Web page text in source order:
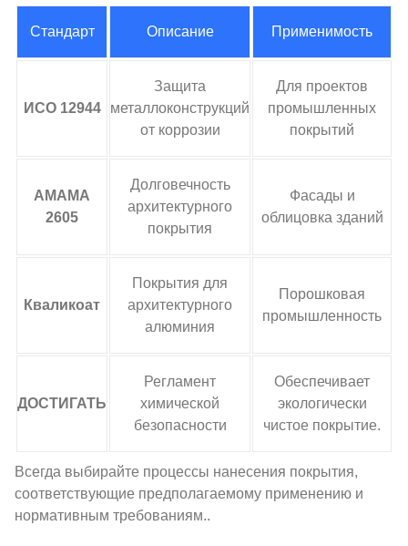
Стандарт Описание Применимость
ИСО 12944
Защита
металлоконструкций
от коррозии
Для проектов
промышленных
покрытий
АМАМА
2605
Долговечность
архитектурного
покрытия
Фасады и
облицовка зданий
Кваликоат
Покрытия для
архитектурного
алюминия
Порошковая
промышленность
ДОСТИГАТЬ
Регламент
химической
безопасности
Обеспечивает
экологически
чистое покрытие.
Всегда выбирайте процессы нанесения покрытия,
соответствующие предполагаемому применению и
нормативным требованиям..